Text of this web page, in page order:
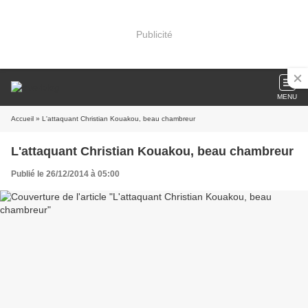
Publicité
MENU
Accueil » L'attaquant Christian Kouakou, beau chambreur
L'attaquant Christian Kouakou, beau chambreur
Publié le 26/12/2014 à 05:00